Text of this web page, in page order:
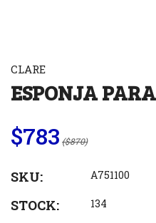
CLARE
ESPONJA
$783 ($870)
SKU: A751100
STOCK: 134